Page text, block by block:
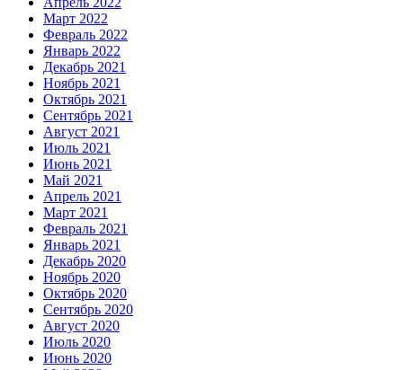
Март 2022
Февраль 2022
Январь 2022
Декабрь 2021
Ноябрь 2021
Октябрь 2021
Сентябрь 2021
Август 2021
Июль 2021
Июнь 2021
Май 2021
Апрель 2021
Март 2021
Февраль 2021
Январь 2021
Декабрь 2020
Ноябрь 2020
Октябрь 2020
Сентябрь 2020
Август 2020
Июль 2020
Июнь 2020